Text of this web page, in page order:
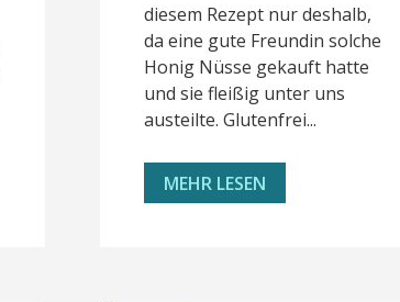
diesem Rezept nur deshalb,
da eine gute Freundin solche
Honig Nüsse gekauft hatte
und sie fleißig unter uns
austeilte. Glutenfrei...
MEHR LESEN